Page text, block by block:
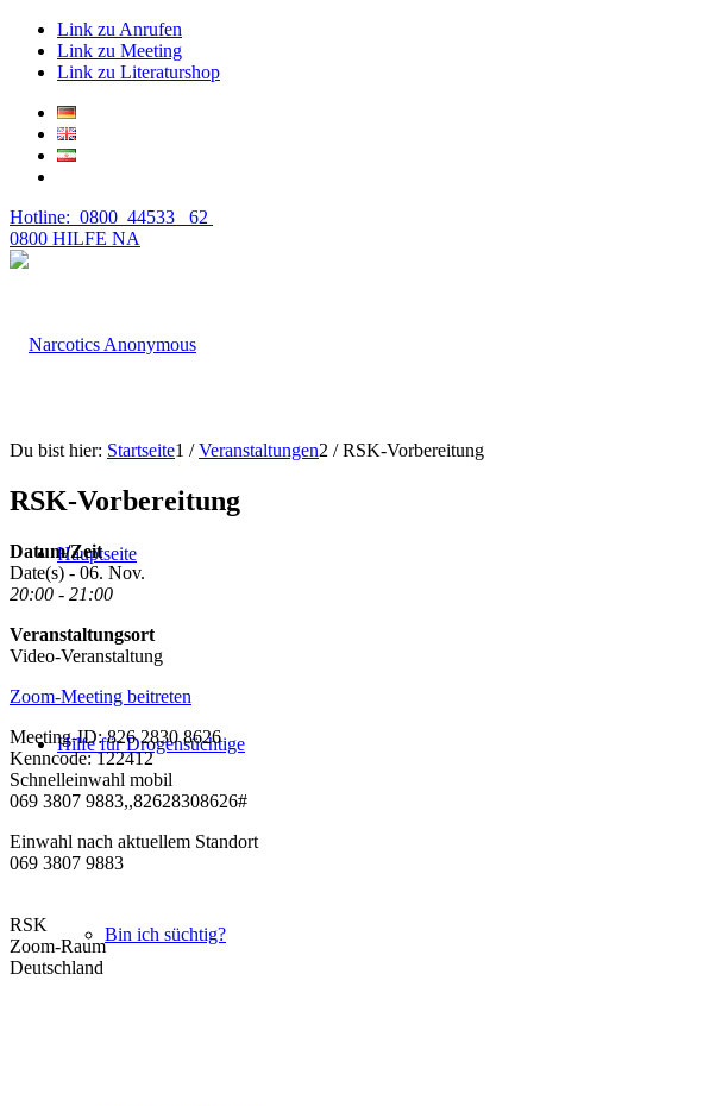
Link zu Anrufen
Link zu Meeting
Link zu Literaturshop
Hotline: 0800 44533 62
0800 HILFE NA
Hauptseite
Hilfe für Drogensüchtige
Bin ich süchtig?
Du bist hier: Startseite1 / Veranstaltungen2 / RSK-Vorbereitung
RSK-Vorbereitung
Datum/Zeit
Date(s) - 06. Nov.
20:00 - 21:00
Veranstaltungsort
Video-Veranstaltung
Zoom-Meeting beitreten
Meeting-ID: 826 2830 8626
Kenncode: 122412
Schnelleinwahl mobil
069 3807 9883,,82628308626#
Einwahl nach aktuellem Standort
069 3807 9883
RSK
Zoom-Raum
Deutschland